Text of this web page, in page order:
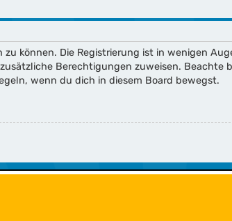
können. Die Registrierung ist in wenigen
Berechtigungen zuweisen.
wenn du dich in diesem Board bewegst.